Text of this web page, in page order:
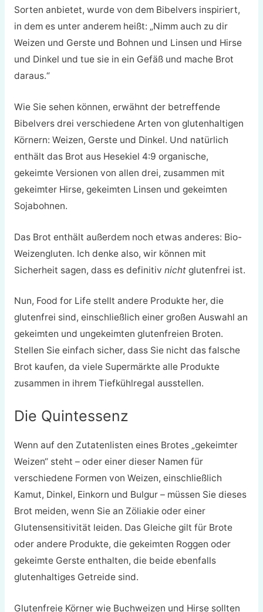
Sorten anbietet, wurde von dem Bibelvers inspiriert,
in dem es unter anderem heißt: „Nimm auch zu dir
Weizen und Gerste und Bohnen und Linsen und Hirse
und Dinkel und tue sie in ein Gefäß und mache Brot
daraus.“
Wie Sie sehen können, erwähnt der betreffende
Bibelvers drei verschiedene Arten von glutenhaltigen
Körnern: Weizen, Gerste und Dinkel. Und natürlich
enthält das Brot aus Hesekiel 4:9 organische,
gekeimte Versionen von allen drei, zusammen mit
gekeimter Hirse, gekeimten Linsen und gekeimten
Sojabohnen.
Das Brot enthält außerdem noch etwas anderes: Bio-
Weizengluten. Ich denke also, wir können mit
Sicherheit sagen, dass es definitiv nichtglutenfrei ist.
Nun, Food for Life stellt andere Produkte her, die
glutenfrei sind, einschließlich einer großen Auswahl an
gekeimten und ungekeimten glutenfreien Broten.
Stellen Sie einfach sicher, dass Sie nicht das falsche
Brot kaufen, da viele Supermärkte alle Produkte
zusammen in ihrem Tiefkühlregal ausstellen.
Die Quintessenz
Wenn auf den Zutatenlisten eines Brotes „gekeimter
Weizen“ steht – oder einer dieser Namen für
verschiedene Formen von Weizen, einschließlich
Kamut, Dinkel, Einkorn und Bulgur – müssen Sie dieses
Brot meiden, wenn Sie an Zöliakie oder einer
Glutensensitivität leiden. Das Gleiche gilt für Brote
oder andere Produkte, die gekeimten Roggen oder
gekeimte Gerste enthalten, die beide ebenfalls
glutenhaltiges Getreide sind.
Glutenfreie Körner wie Buchweizen und Hirse sollten